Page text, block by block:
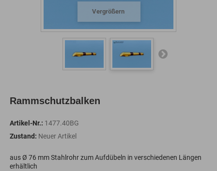
Vergrößern
Rammschutzbalken
Artikel-Nr.: 1477.40BG
Zustand: Neuer Artikel
aus Ø 76 mm Stahlrohr zum Aufdübeln in verschiedenen Längen
erhältlich